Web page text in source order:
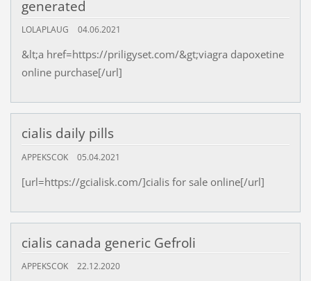
generated
LOLAPLAUG 04.06.2021
&lt;a href=https://priligyset.com/&gt;viagra dapoxetine
online purchase[/url]
cialis daily pills
APPEKSCOK 05.04.2021
[url=https://gcialisk.com/]cialis for sale online[/url]
cialis canada generic Gefroli
APPEKSCOK 22.12.2020